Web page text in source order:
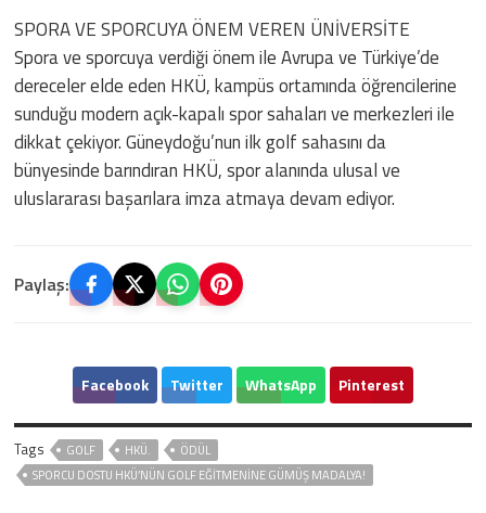
SPORA VE SPORCUYA ÖNEM VEREN ÜNİVERSİTE
Spora ve sporcuya verdiği önem ile Avrupa ve Türkiye’de
dereceler elde eden HKÜ, kampüs ortamında öğrencilerine
sunduğu modern açık-kapalı spor sahaları ve merkezleri ile
dikkat çekiyor. Güneydoğu’nun ilk golf sahasını da
bünyesinde barındıran HKÜ, spor alanında ulusal ve
uluslararası başarılara imza atmaya devam ediyor.
Paylaş:
Facebook Twitter WhatsApp Pinterest
Tags GOLF HKÜ.
ÖDÜL
SPORCU DOSTU HKÜ’NÜN GOLF EĞITMENINE GÜMÜŞ MADALYA!